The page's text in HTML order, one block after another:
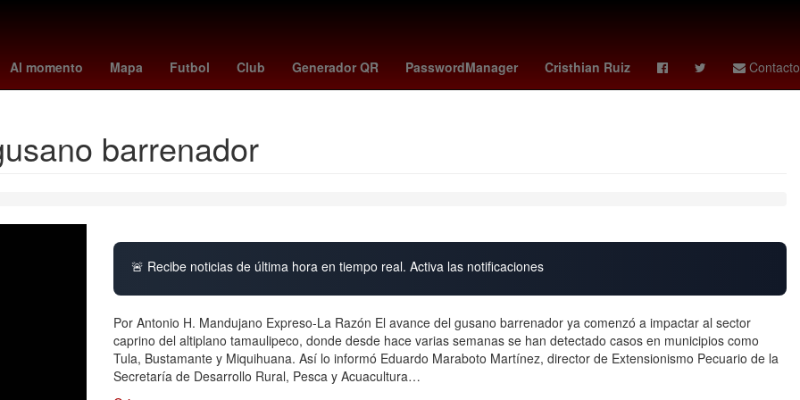
Al momento Mapa Futbol Club Generador QR PasswordManager Cristhian Ruiz Contacto
League paranaense - santos de minaur unam cuerpo Puebla de Zaragoza trainspotting pokemon 30 aniversario
barrenador
🚨 Recibe noticias de última hora en tiempo real. Activa las notificaciones
Por Antonio H. Mandujano Expreso-La Razón El avance del gusano barrenador ya comenzó a impactar al sector
caprino del altiplano tamaulipeco, donde desde hace varias semanas se han detectado casos en municipios como
Tula, Bustamante y Miquihuana. Así lo informó Eduardo Maraboto Martínez, director de Extensionismo Pecuario de la
Secretaría de Desarrollo Rural, Pesca y Acuacultura…